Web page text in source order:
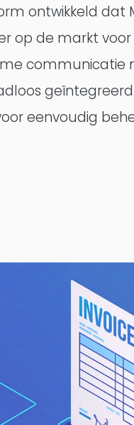
ontwikkeld dat
op de markt
communicatie
eenvoudig